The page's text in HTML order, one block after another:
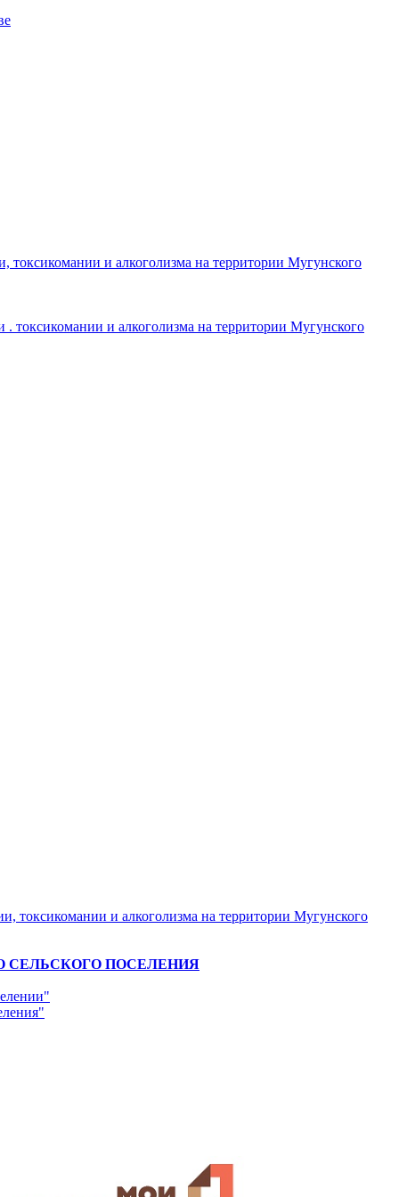
и алкоголизма на территории Мугунского
и алкоголизма на территории Мугунского
и алкоголизма на территории Мугунского
СЕЛЬСКОГО ПОСЕЛЕНИЯ